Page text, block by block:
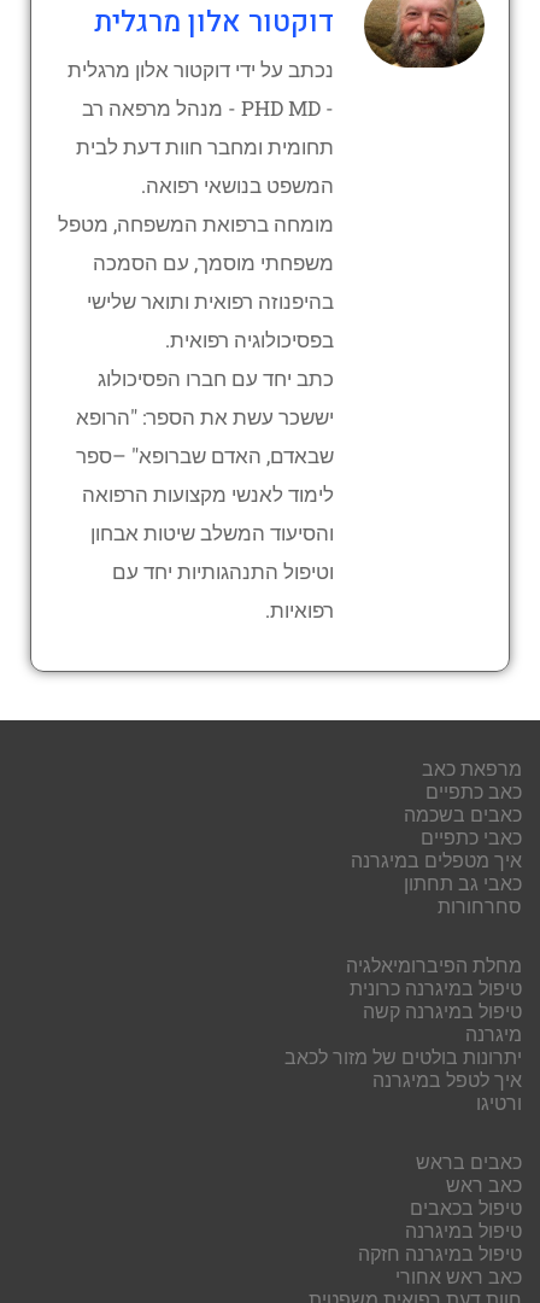
דוקטור אלון מרגלית
נכתב על ידי דוקטור אלון מרגלית
- PHD MD - מנהל מרפאה רב
תחומית ומחבר חוות דעת לבית
המשפט בנושאי רפואה.
מומחה ברפואת המשפחה, מטפל
משפחתי מוסמך, עם הסמכה
בהיפנוזה רפואית ותואר שלישי
בפסיכולוגיה רפואית.
כתב יחד עם חברו הפסיכולוג
יששכר עשת את הספר: "הרופא
שבאדם, האדם שברופא" –ספר
לימוד לאנשי מקצועות הרפואה
והסיעוד המשלב שיטות אבחון
וטיפול התנהגותיות יחד עם
רפואיות.
מרפאת כאב
כאב כתפיים
כאבים בשכמה
כאבי כתפיים
איך מטפלים במיגרנה
כאבי גב תחתון
סחרחורות
מחלת הפיברומיאלגיה
טיפול במיגרנה כרונית
טיפול במיגרנה קשה
מיגרנה
יתרונות בולטים של מזור לכאב
איך לטפל במיגרנה
ורטיגו
כאבים בראש
כאב ראש
טיפול בכאבים
טיפול במיגרנה
טיפול במיגרנה חזקה
כאב ראש אחורי